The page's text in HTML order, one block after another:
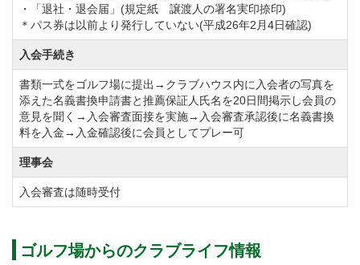
２）会員の誕生月には優待＆プレゼント。
平成２７年４月１日より、欠員社員の補充募集を実施
しています。
これに伴い、募集定員到達まで名義書換を停止しま
す。
平成２９年３月１日（水）より、名義書換を再開しま
した。
令和元年10月1日から欠員社員の募集を実施します。
・「退社・退会届」(規定紙 譲渡人の署名実印捺印)
＊パス券は以前より発行していない(平成26年2月4日確認)
入会手続き
書類一式をゴルフ場に提出→クラブハウス内に入会者の写真を
添えた名義書換申請書と推薦保証人氏名を20日間掲示し会員の
意見を聞く→入会審査面接を実施→入会審査承認後に名義書換
料を入金→入金確認後に会員としてプレー可
理事会
入会審査は随時受付
ゴルフ場からのクラブライフ情報